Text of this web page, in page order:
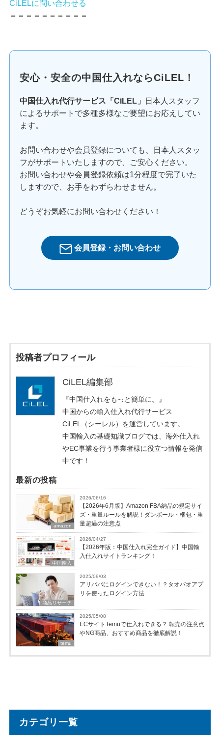
CiLELに問い合わせる
＝＝＝＝＝＝＝＝＝＝
安心・安全の中国仕入れならCiLEL！
中国仕入れ代行サービス「CiLEL」
日本人スタッフ
によるサポートで多種多様なご要望にお応えしてい
ます。
お問い合わせや会員登録についても、日本人スタッ
フがサポートいたしますので、ご安心ください。
お問い合わせや会員登録依頼は1分程度で完了いた
しますので、お手をわずらわせません。
どうぞお気軽にお問い合わせください！
会員登録・お問い合わせ
投稿者プロフィール
CiLEL編集部
『中国仕入れをもっと簡単に。』
中国からの輸入仕入れ代行サービス
CiLEL（シーレル）を運営しています。
中国輸入の基礎知識ブログでは、海外仕入れ
やEC事業を行う事業者様に役立つ情報を発信
中です！
最新の投稿
amazon
2026/06/16
【2026年6月版】Amazon FBA納品の規定サイ
ズ・重量ルールを解説！ダンボール・梱包・重
量超過の注意点
中国輸入
2026/04/27
【2026年版：中国仕入れ完全ガイド】中国輸
入仕入れサイトランキング！
商品リサーチ
2025/09/03
アリババにログインできない！？タオバオアプ
リを使ったログイン方法
temu
2025/05/08
ECサイトTemuで仕入れできる？ 転売の注意点
やNG商品、おすすめ商品を徹底解説！
カテゴリ一覧